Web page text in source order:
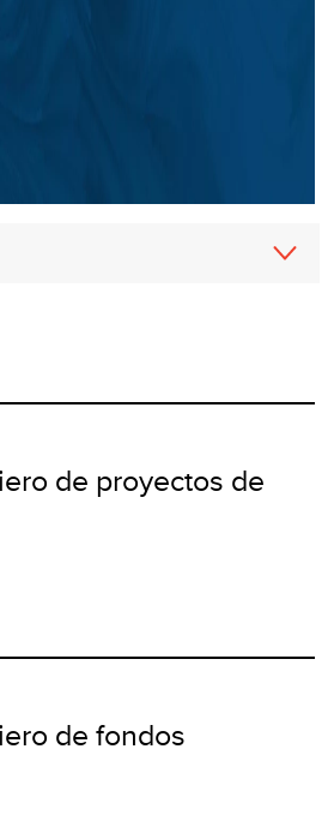
de proyectos de
de fondos